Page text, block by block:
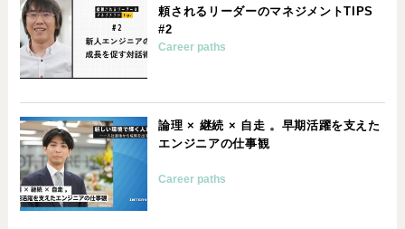
頼されるリーダーのマネジメントTIPS
#2
Career paths
論理 × 継続 × 自走 。早期活躍を支えた
エンジニアの仕事観
Career paths